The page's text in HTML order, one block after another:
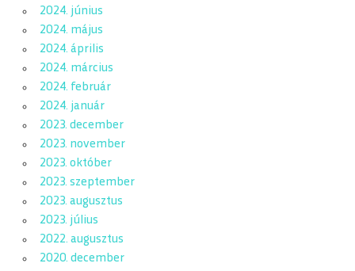
2024. június
2024. május
2024. április
2024. március
2024. február
2024. január
2023. december
2023. november
2023. október
2023. szeptember
2023. augusztus
2023. július
2022. augusztus
2020. december